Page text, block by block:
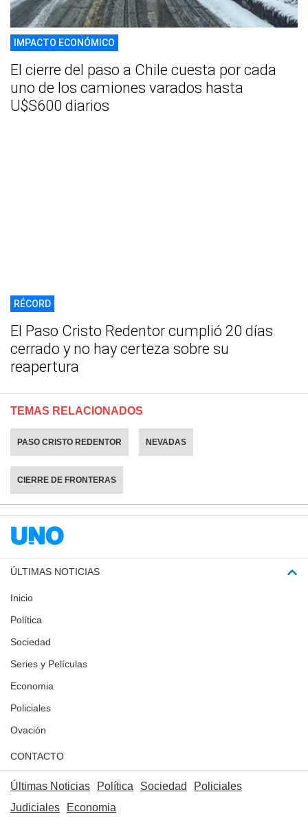
IMPACTO ECONÓMICO
El cierre del paso a Chile cuesta por cada
uno de los camiones varados hasta
U$S600 diarios
RÉCORD
El Paso Cristo Redentor cumplió 20 días
cerrado y no hay certeza sobre su
reapertura
TEMAS RELACIONADOS
PASO CRISTO REDENTOR NEVADAS
CIERRE DE FRONTERAS
ÚLTIMAS NOTICIAS
Inicio
Política
Sociedad
Series y Películas
Economia
Policiales
Ovación
CONTACTO
Últimas Noticias Política Sociedad
Policiales
Judiciales
Economia